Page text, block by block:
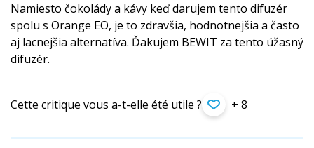
Namiesto čokolády a kávy keď darujem tento difuzér
spolu s Orange EO, je to zdravšia, hodnotnejšia a často
aj lacnejšia alternatíva. Ďakujem BEWIT za tento úžasný
difuzér.
Cette critique vous a-t-elle été utile ? + 8